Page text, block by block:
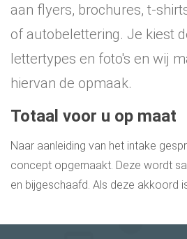
aan flyers, brochures, t-
of autobelettering. Je kiest
lettertypes en foto's en wij
hiervan de opmaak.
Totaal voor u op maat
Naar aanleiding van het intake
concept opgemaakt. Deze wordt
en bijgeschaafd. Als deze akkoord